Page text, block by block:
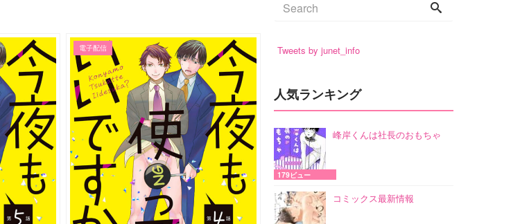
電子配信 Tweets by junet_info
人気ランキング
峰岸くんは社長のおもちゃ
179ビュー
コミックス最新情報